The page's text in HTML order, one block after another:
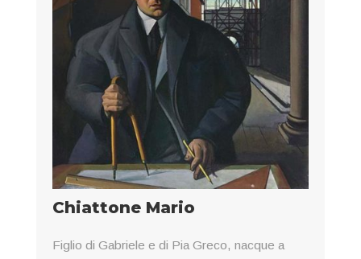
Chiattone Mario
Figlio di Gabriele e di Pia Greco, nacque a